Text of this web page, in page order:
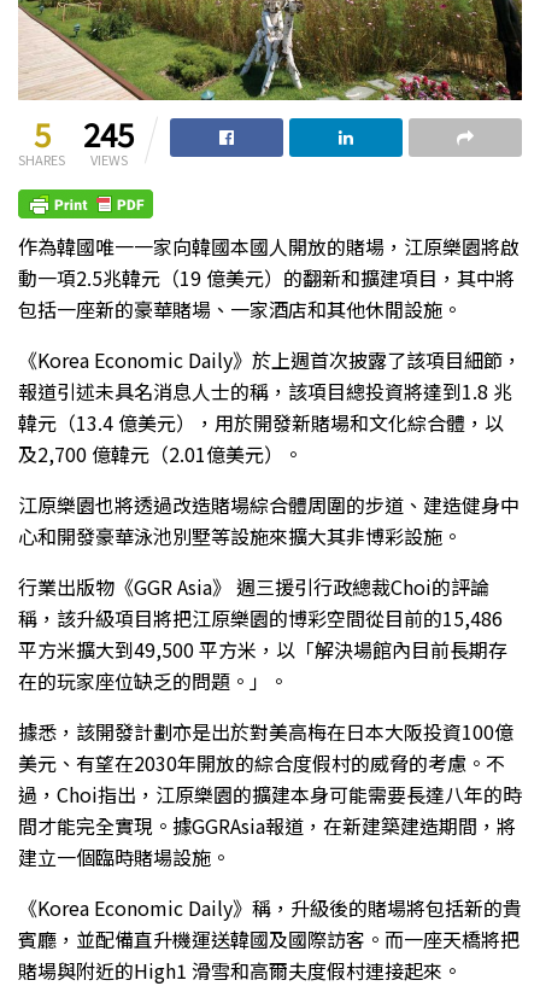
5
SHARES
245
VIEWS
作為韓國唯一一家向韓國本國人開放的賭場，江原樂園將啟
動一項2.5兆韓元（19 億美元）的翻新和擴建項目，其中將
包括一座新的豪華賭場、一家酒店和其他休閒設施。
《Korea Economic Daily》於上週首次披露了該項目細節，
報道引述未具名消息人士的稱，該項目總投資將達到1.8 兆
韓元（13.4 億美元），用於開發新賭場和文化綜合體，以
及2,700 億韓元（2.01億美元）。
江原樂園也將透過改造賭場綜合體周圍的步道、建造健身中
心和開發豪華泳池別墅等設施來擴大其非博彩設施。
行業出版物《GGR Asia》 週三援引行政總裁Choi的評論
稱，該升級項目將把江原樂園的博彩空間從目前的15,486
平方米擴大到49,500 平方米，以「解決場館內目前長期存
在的玩家座位缺乏的問題。」。
據悉，該開發計劃亦是出於對美高梅在日本大阪投資100億
美元、有望在2030年開放的綜合度假村的威脅的考慮。不
過，Choi指出，江原樂園的擴建本身可能需要長達八年的時
間才能完全實現。據GGRAsia報道，在新建築建造期間，將
建立一個臨時賭場設施。
《Korea Economic Daily》稱，升級後的賭場將包括新的貴
賓廳，並配備直升機運送韓國及國際訪客。而一座天橋將把
賭場與附近的High1 滑雪和高爾夫度假村連接起來。